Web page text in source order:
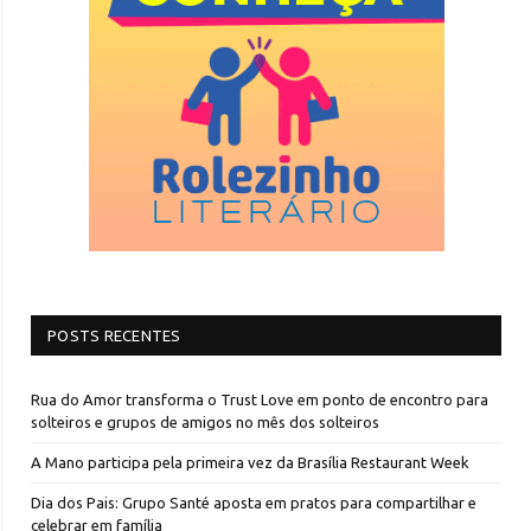
POSTS RECENTES
Rua do Amor transforma o Trust Love em ponto de encontro para
solteiros e grupos de amigos no mês dos solteiros
A Mano participa pela primeira vez da Brasília Restaurant Week
Dia dos Pais: Grupo Santé aposta em pratos para compartilhar e
celebrar em família